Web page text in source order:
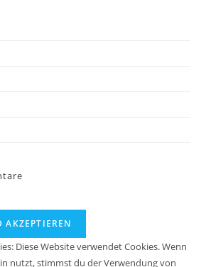
Diese Website verwendet Cookies. Wenn
nutzt, stimmst du der Verwendung von